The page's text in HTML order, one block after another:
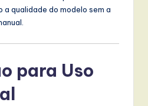
a qualidade do modelo sem a
para Uso